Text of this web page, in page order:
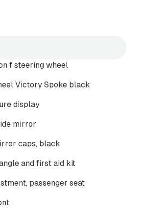
f steering wheel
Victory Spoke black
display
mirror
caps, black
and first aid kit
passenger seat